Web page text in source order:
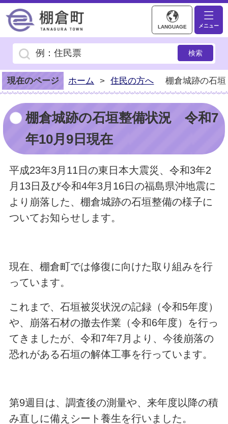
棚倉町ホームページ
LANGUAGE メニュー
現在のページ ホーム > 住民の方へ 棚倉城跡の石
棚倉城跡の石垣整備状況 令和7
年10月9日現在
平成23年3月11日の東日本大震災、令和3年2
月13日及び令和4年3月16日の福島県沖地震に
より崩落した、棚倉城跡の石垣整備の様子に
ついてお知らせします。
現在、棚倉町では修復に向けた取り組みを行
っています。
これまで、石垣被災状況の記録（令和5年度）
や、崩落石材の撤去作業（令和6年度）を行っ
てきましたが、令和7年7月より、今後崩落の
恐れがある石垣の解体工事を行っています。
第9週目は、調査後の測量や、来年度以降の積
み直しに備えシート養生を行いました。